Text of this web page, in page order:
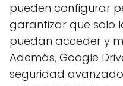
pueden configurar
garantizar que solo
puedan acceder y
Además, Google
seguridad